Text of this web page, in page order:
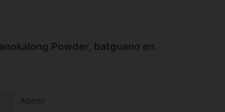
Powder, batguano en
Abono